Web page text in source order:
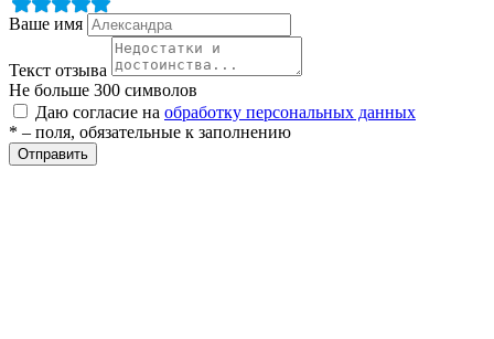
Ваше имя
Текст отзыва
Не больше 300 символов
Даю согласие на обработку персональных данных
* – поля, обязательные к заполнению
Отправить